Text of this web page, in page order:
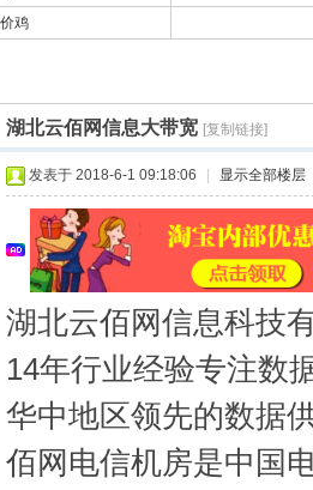
鸡
湖北云佰网信息大带宽 [复制链接]
发表于 2018-6-1 09:18:06 显示全部楼层
湖北云佰网信息科技
14年行业经验专注数
华中地区领先的数据
佰网电信机房是中国